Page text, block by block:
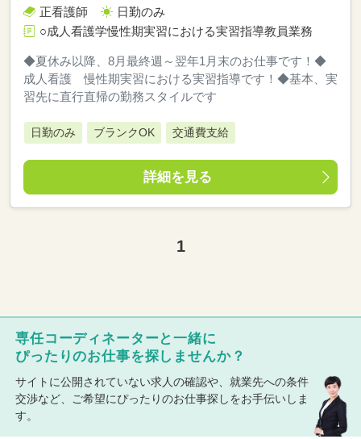
正看護師
日勤のみ
○成人看護学慢性期実習における実習指導教員業務
◆夏休み以降、8月最終週～翌年1月末のお仕事です！◆
成人看護 慢性期実習における実習指導です！◆基本、実
習先に直行直帰の勤務スタイルです
日勤のみ ブランクOK 交通費支給
詳細を見る
1
専任コーディネーターと一緒に
ぴったりのお仕事を探しませんか？
サイトに公開されていない求人の確認や、就業先への条件
交渉など、ご希望にぴったりのお仕事探しをお手伝いしま
す。